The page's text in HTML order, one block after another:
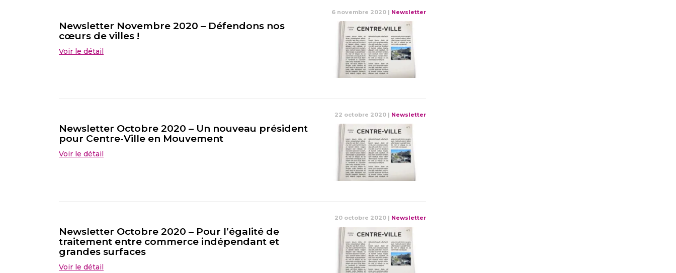
6 novembre 2020| Newsletter
Newsletter Novembre 2020 – Défendons nos
cœurs de villes !
Voir le détail
22 octobre 2020| Newsletter
Newsletter Octobre 2020 – Un nouveau président
pour Centre-Ville en Mouvement
Voir le détail
20 octobre 2020| Newsletter
Newsletter Octobre 2020 – Pour l’égalité de
traitement entre commerce indépendant et
grandes surfaces
Voir le détail